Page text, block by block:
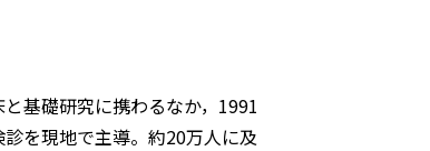
基礎研究に携わるなか，1991
を現地で主導。約20万人に及